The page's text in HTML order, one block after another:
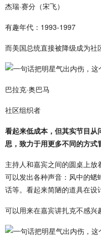
杰瑞·赛分（宋飞）
有趣年代： 1993-1997
而美国总统直接被降级成为社
巴拉克·奥巴马
社区组织者
看起来低成本，但其实节目
思 ，致力于用更多不同的方式
主持人和嘉宾之间的圆桌上
可以发出各种声音：风中的
话等。看起来简陋的道具在设
可以用来在嘉宾讲扎克不感兴